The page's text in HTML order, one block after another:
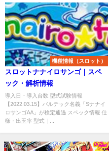
機種情報（スロット）
スロットナナイロサンゴ｜スペ
ック・解析情報
導入日・導入台数 型式試験情報
【2022.03.15】バルテック名義「Sナナイ
ロサンゴAA」が検定通過 スペック情報 仕
様・出玉率 型式｜...